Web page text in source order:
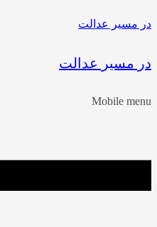
عدالت
مسیر عدالت
Mobile